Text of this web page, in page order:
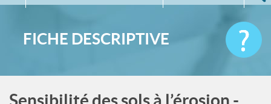
FICHE DESCRIPTIVE